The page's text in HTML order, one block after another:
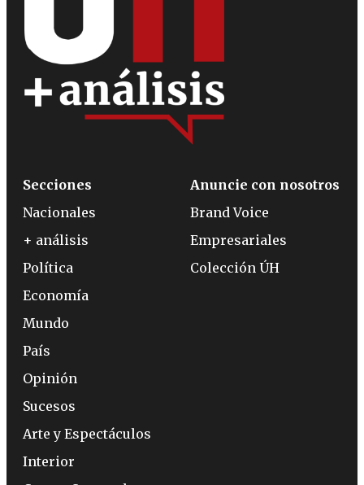
Secciones
Nacionales
+ análisis
Política
Economía
Mundo
País
Opinión
Sucesos
Arte y Espectáculos
Interior
Anuncie con nosotros
Brand Voice
Empresariales
Colección ÚH